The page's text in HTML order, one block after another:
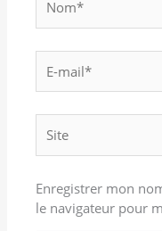
mail*
Enregistrer mon
le navigateur pour